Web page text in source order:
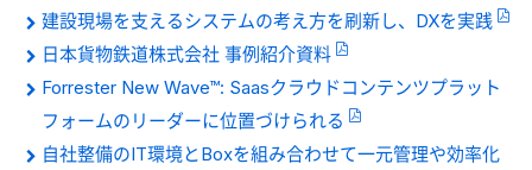
建設現場を支えるシステムの考え方を刷新し、DXを実践
日本貨物鉄道株式会社 事例紹介資料
Forrester New Wave™: Saasクラウドコンテンツプラット
フォームのリーダーに位置づけられる
自社整備のIT環境とBoxを組み合わせて一元管理や効率化